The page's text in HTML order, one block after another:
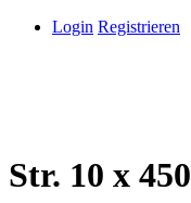
Login Registrieren
Str. 10 x